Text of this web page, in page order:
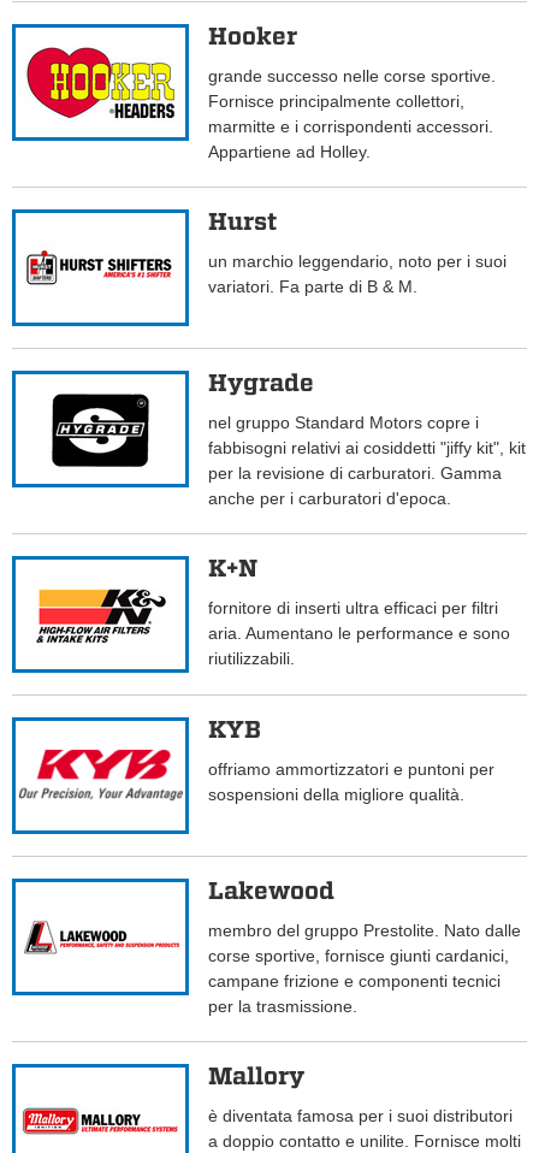
Hooker
grande successo nelle corse sportive.
Fornisce principalmente collettori,
marmitte e i corrispondenti accessori.
Appartiene ad Holley.
Hurst
un marchio leggendario, noto per i suoi
variatori. Fa parte di B & M.
Hygrade
nel gruppo Standard Motors copre i
fabbisogni relativi ai cosiddetti "jiffy kit", kit
per la revisione di carburatori. Gamma
anche per i carburatori d'epoca.
K+N
fornitore di inserti ultra efficaci per filtri
aria. Aumentano le performance e sono
riutilizzabili.
KYB
offriamo ammortizzatori e puntoni per
sospensioni della migliore qualità.
Lakewood
membro del gruppo Prestolite. Nato dalle
corse sportive, fornisce giunti cardanici,
campane frizione e componenti tecnici
per la trasmissione.
Mallory
è diventata famosa per i suoi distributori
a doppio contatto e unilite. Fornisce molti